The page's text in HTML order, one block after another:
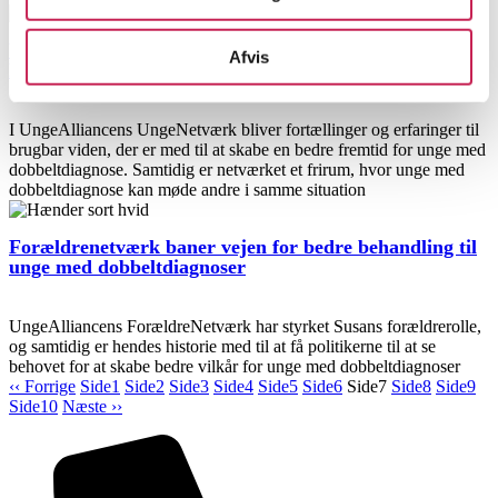
Afvis
Unge med dobbeltdiagnose besidder vigtig viden, der
kan styrke arbejdet for bedre behandling
I UngeAlliancens UngeNetværk bliver fortællinger og erfaringer til
brugbar viden, der er med til at skabe en bedre fremtid for unge med
dobbeltdiagnose. Samtidig er netværket et frirum, hvor unge med
dobbeltdiagnose kan møde andre i samme situation
Forældrenetværk baner vejen for bedre behandling til
unge med dobbeltdiagnoser
UngeAlliancens ForældreNetværk har styrket Susans forældrerolle,
og samtidig er hendes historie med til at få politikerne til at se
behovet for at skabe bedre vilkår for unge med dobbeltdiagnoser
‹‹ Forrige Side1 Side2 Side3 Side4 Side5 Side6 Side7 Side8 Side9
Side10 Næste ››